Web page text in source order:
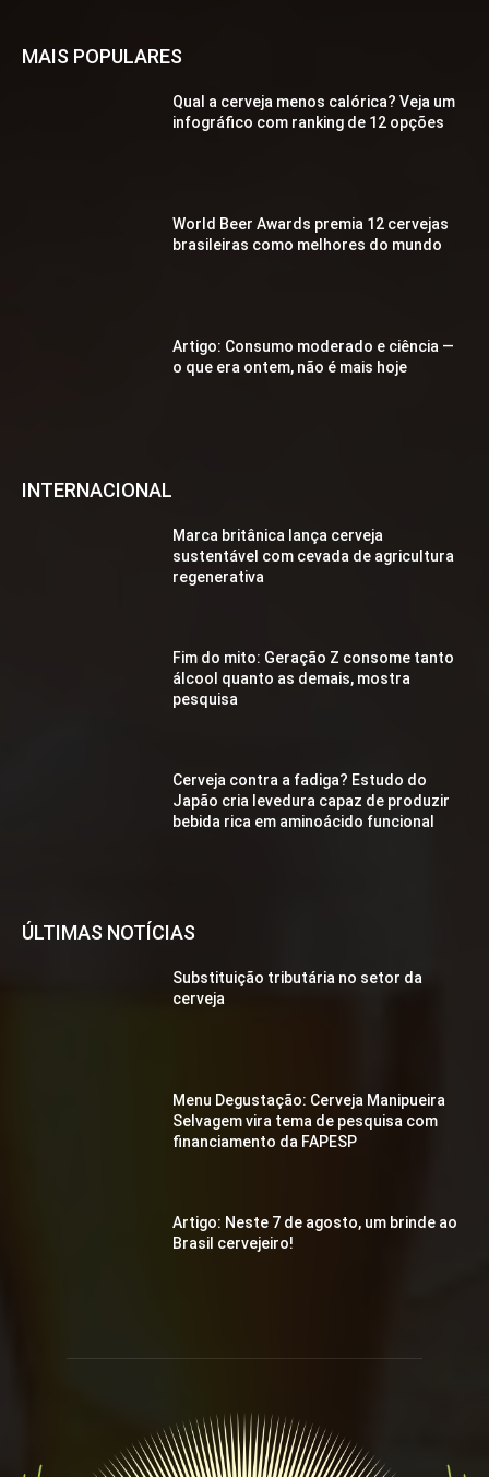
MAIS POPULARES
Qual a cerveja menos calórica? Veja um
infográfico com ranking de 12 opções
World Beer Awards premia 12 cervejas
brasileiras como melhores do mundo
Artigo: Consumo moderado e ciência —
o que era ontem, não é mais hoje
INTERNACIONAL
Marca britânica lança cerveja
sustentável com cevada de agricultura
regenerativa
Fim do mito: Geração Z consome tanto
álcool quanto as demais, mostra
pesquisa
Cerveja contra a fadiga? Estudo do
Japão cria levedura capaz de produzir
bebida rica em aminoácido funcional
ÚLTIMAS NOTÍCIAS
Substituição tributária no setor da
cerveja
Menu Degustação: Cerveja Manipueira
Selvagem vira tema de pesquisa com
financiamento da FAPESP
Artigo: Neste 7 de agosto, um brinde ao
Brasil cervejeiro!